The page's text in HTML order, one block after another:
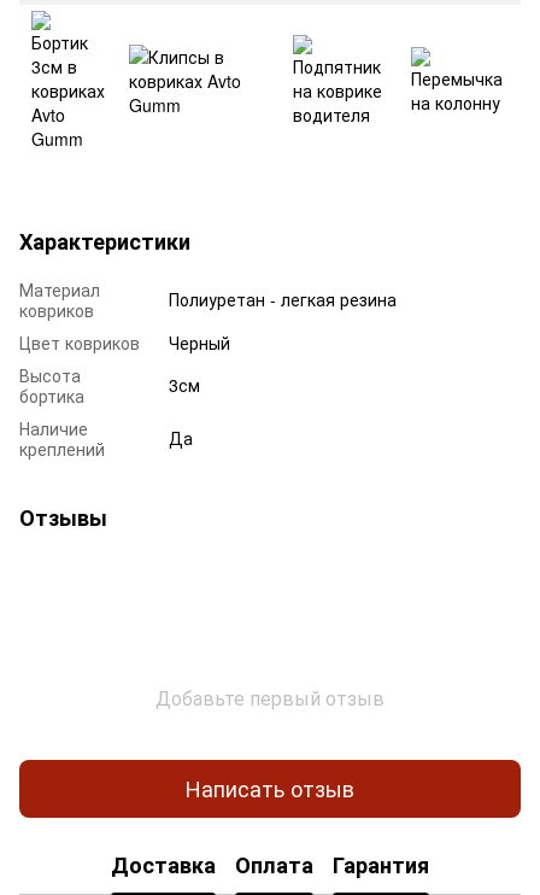
Характеристики
Материал
ковриков
Полиуретан - легкая резина
Цвет ковриков
Черный
Высота
бортика
3см
Наличие
креплений
Да
Отзывы
Добавьте первый отзыв
Написать отзыв
Доставка Оплата Гарантия